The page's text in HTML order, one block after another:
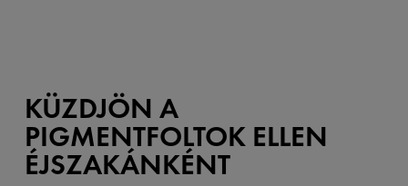
KÜZDJÖN A
PIGMENTFOLTOK ELLEN
ÉJSZAKÁNKÉNT